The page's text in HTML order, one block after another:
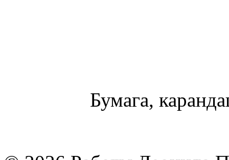
Бумага,